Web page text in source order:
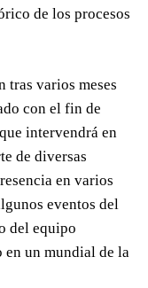
de los procesos
tras varios meses
con el fin de
intervendrá en
de diversas
en varios
eventos del
del equipo
en un mundial de la